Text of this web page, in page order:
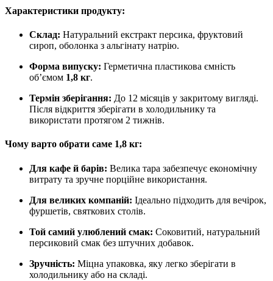
Характеристики продукту:
Склад: Натуральний екстракт персика, фруктовий
сироп, оболонка з альгінату натрію.
Форма випуску: Герметична пластикова ємність
об’ємом 1,8 кг.
Термін зберігання: До 12 місяців у закритому вигляді.
Після відкриття зберігати в холодильнику та
використати протягом 2 тижнів.
Чому варто обрати саме 1,8 кг:
Для кафе й барів: Велика тара забезпечує економічну
витрату та зручне порційне використання.
Для великих компаній: Ідеально підходить для вечірок,
фуршетів, святкових столів.
Той самий улюблений смак: Соковитий, натуральний
персиковий смак без штучних добавок.
Зручність: Міцна упаковка, яку легко зберігати в
холодильнику або на складі.